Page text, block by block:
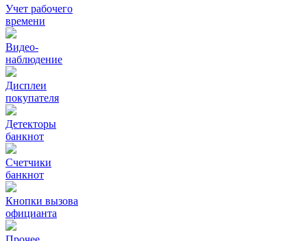
Учет рабочего
времени
Видео‑
наблюдение
Дисплеи
покупателя
Детекторы
банкнот
Счетчики
банкнот
Кнопки вызова
официанта